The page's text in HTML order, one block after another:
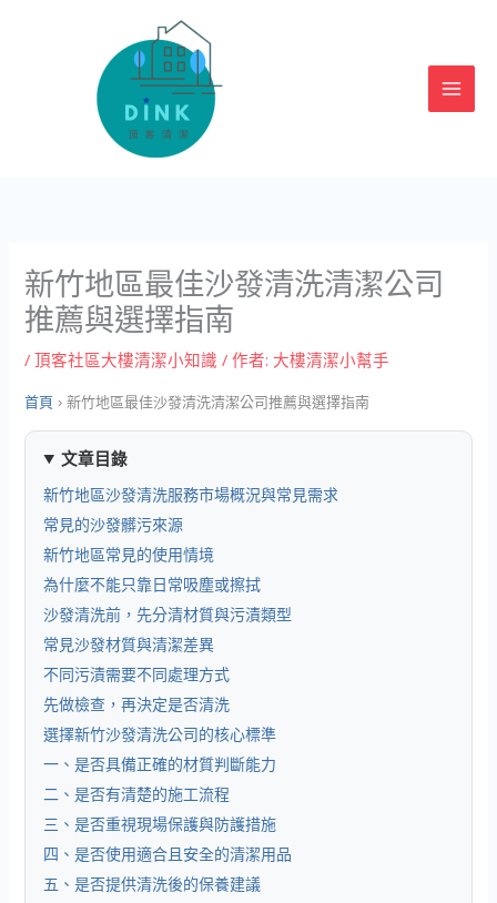
新竹地區最佳沙發清洗清潔公司
推薦與選擇指南
/頂客社區大樓清潔小知識 / 作者: 大樓清潔小幫手
首頁 ›新竹地區最佳沙發清洗清潔公司推薦與選擇指南
文章目錄
新竹地區沙發清洗服務市場概況與常見需求
常見的沙發髒污來源
新竹地區常見的使用情境
為什麼不能只靠日常吸塵或擦拭
沙發清洗前，先分清材質與污漬類型
常見沙發材質與清潔差異
不同污漬需要不同處理方式
先做檢查，再決定是否清洗
選擇新竹沙發清洗公司的核心標準
一、是否具備正確的材質判斷能力
二、是否有清楚的施工流程
三、是否重視現場保護與防護措施
四、是否使用適合且安全的清潔用品
五、是否提供清洗後的保養建議